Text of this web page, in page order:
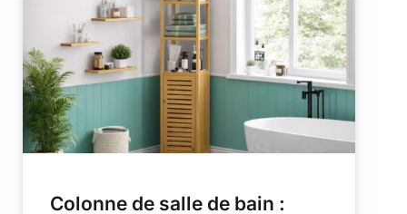
Colonne de salle de bain :